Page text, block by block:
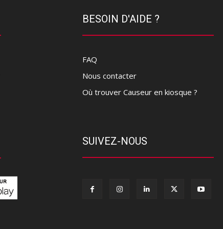
BESOIN D'AIDE ?
FAQ
Nous contacter
Où trouver Causeur en kiosque ?
SUIVEZ-NOUS